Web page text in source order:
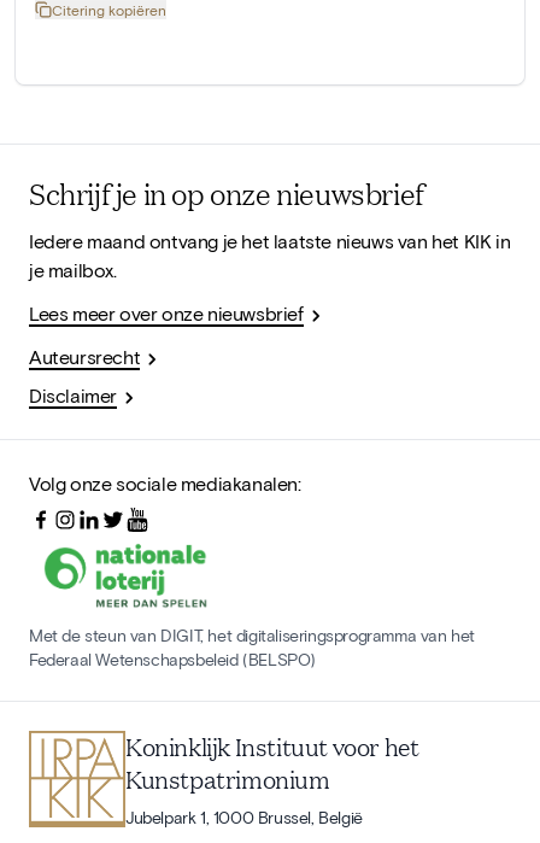
Citering kopiëren
Schrijf je in op onze nieuwsbrief
Iedere maand ontvang je het laatste nieuws van het KIK in
je mailbox.
Lees meer over onze nieuwsbrief
Auteursrecht
Disclaimer
Volg onze sociale mediakanalen:
Met de steun van DIGIT, het digitaliseringsprogramma van het
Federaal Wetenschapsbeleid (BELSPO)
Koninklijk Instituut voor het
Kunstpatrimonium
Jubelpark 1, 1000 Brussel, België